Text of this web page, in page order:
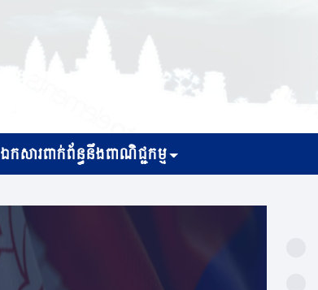
ឯកសារពាក់ព័ន្ធនឹងពាណិជ្ជកម្ម